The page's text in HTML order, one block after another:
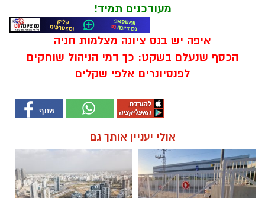
מעודכנים תמיד!
איפה יש בנס ציונה מצלמות חניה
הכסף שנעלם בשקט: כך דמי הניהול שוחקים
לפנסיונרים אלפי שקלים
אולי יעניין אותך גם